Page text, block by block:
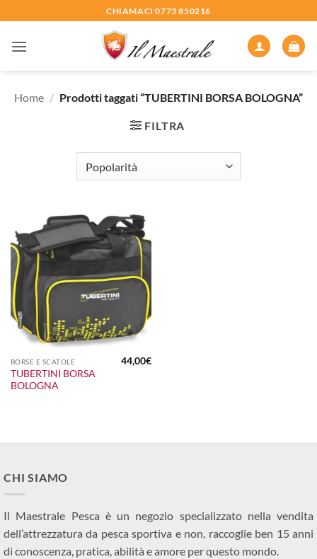
ai
contenuti
CHIAMACI 0773 850216
Home / Prodotti taggati “TUBERTINI BORSA BOLOGNA”
FILTRA
BORSE E SCATOLE
TUBERTINI BORSA
BOLOGNA
44,00€
CHI SIAMO
Il Maestrale Pesca è un negozio specializzato nella vendita
dell’attrezzatura da pesca sportiva e non, raccoglie ben 15 anni
di conoscenza, pratica, abilità e amore per questo mondo.